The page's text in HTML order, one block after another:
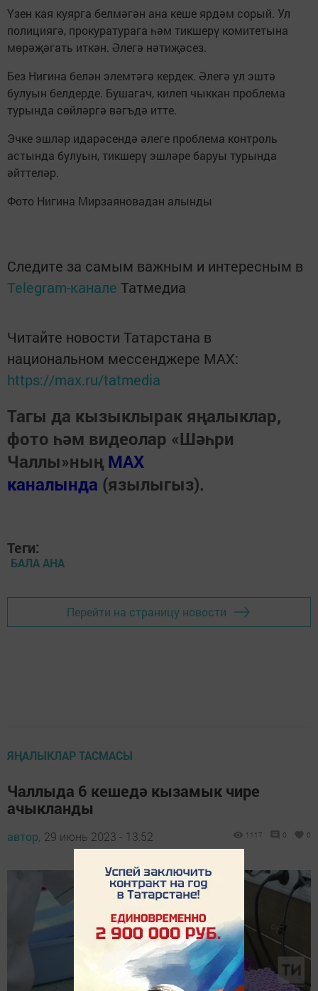
Үзен кая куярга белмәгән ана кеше ярдәм сорый. Ул
полициягә, прокуратурага һәм тикшерү комитетына
мөрәҗәгать иткән. Әлегә нәтиҗәсез.
Без Нигина белән элемтәгә кердек. Әлегә ул эштә
булуын белдерде. Бушагач, килеп чыккан проблема
турында сөйләргә вәгъдә итте.
Эчке эшләр идарәсендә әлеге проблема контроль
астында булуын, тикшерү эшләре баруы турында
әйттеләр.
Фото Нигина Мирзаяновадан алынды
Следите за самым важным и интересным в
Telegram-канале Татмедиа
Читайте новости Татарстана в
национальном мессенджере MАХ:
https://max.ru/tatmedia
Тагы да кызыклырак яңалыклар,
фото һәм видеолар «Шәһри
Чаллы»ның MAX
каналында (язылыгыз).
Теги:
БАЛА АНА
Перейти на страницу новости
ЯҢАЛЫКЛАР ТАСМАСЫ
Чаллыда 6 кешедә кызамык чире
ачыкланды
автор, 29 июнь 2023 - 13:52 1117 0 0